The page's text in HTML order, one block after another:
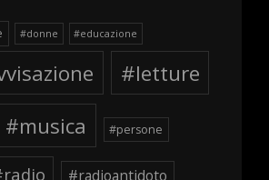
#donne #educazione
#letture
#musica #persone
#radioantidoto